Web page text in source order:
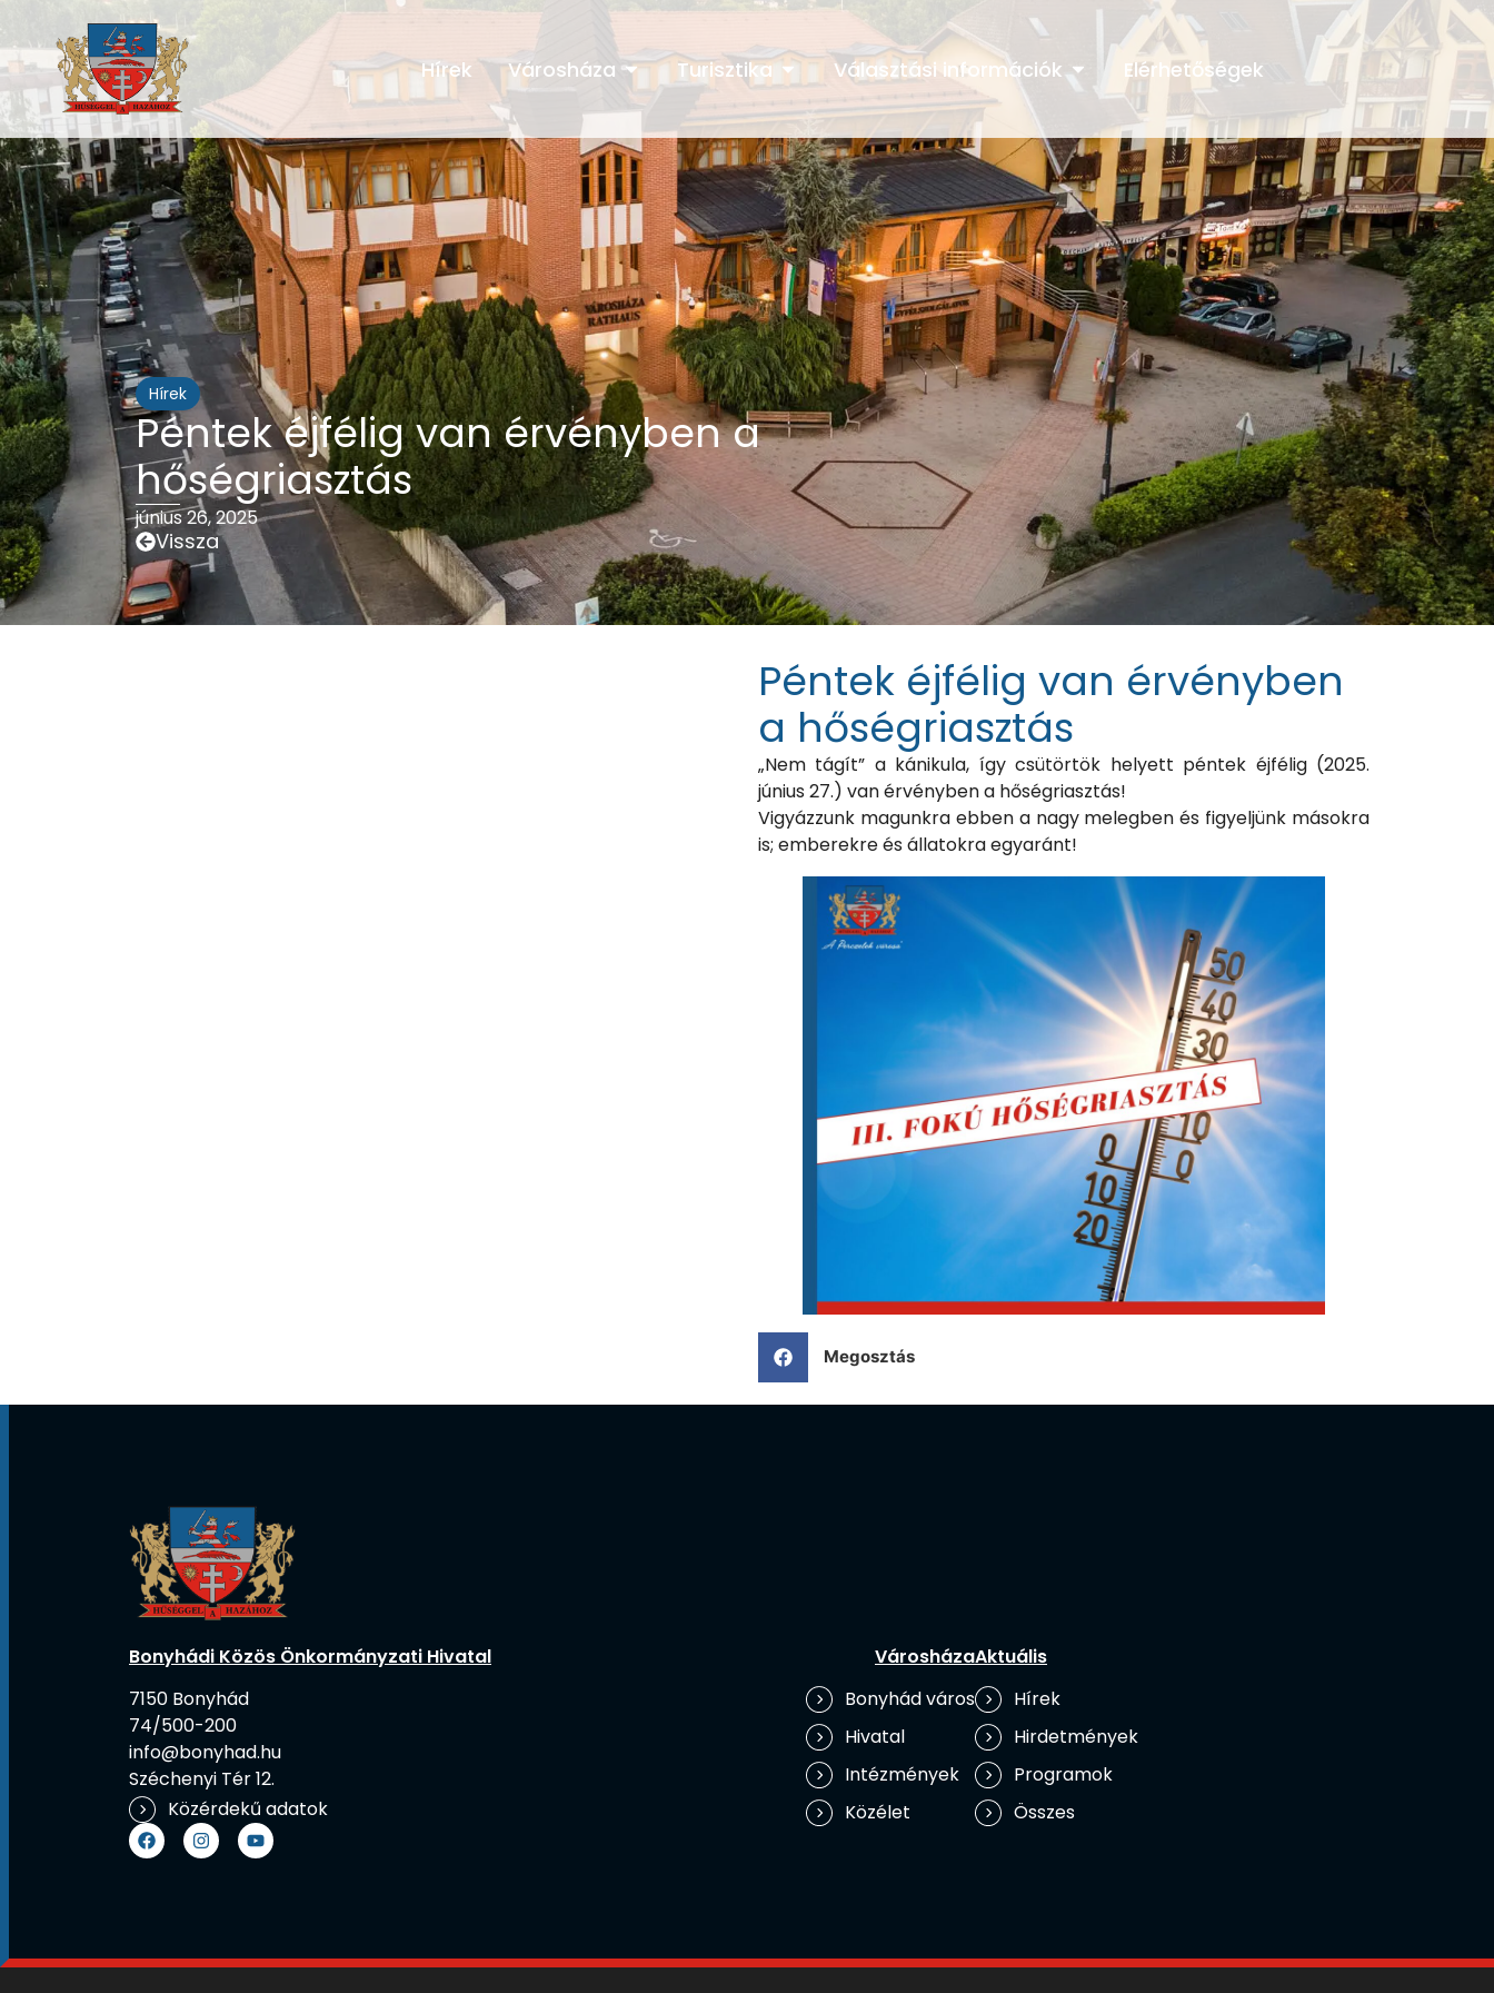
Hírek Városháza Turisztika Választási információk Elérhetőségek
Hírek
Péntek éjfélig van érvényben a
hőségriasztás
június 26, 2025
Vissza
Péntek éjfélig van érvényben
a hőségriasztás
„Nem tágít” a kánikula, így csütörtök helyett péntek éjfélig (2025.
június 27.) van érvényben a hőségriasztás!
Vigyázzunk magunkra ebben a nagy melegben és figyeljünk másokra
is; emberekre és állatokra egyaránt!
Megosztás
Bonyhádi Közös Önkormányzati Hivatal
7150 Bonyhád
74/500-200
info@bonyhad.hu
Széchenyi Tér 12.
Közérdekű adatok
Városháza
Bonyhád város
Hivatal
Intézmények
Közélet
Aktuális
Hírek
Hirdetmények
Programok
Összes